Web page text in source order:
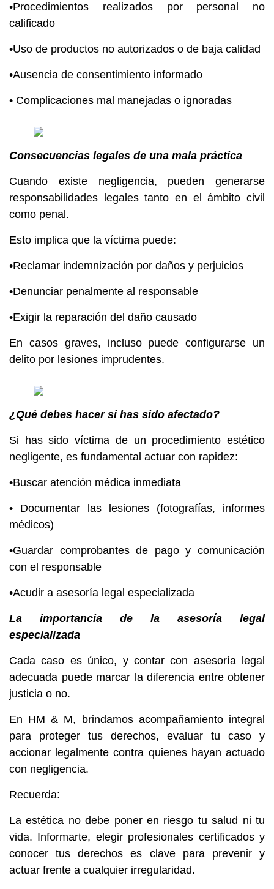
•Procedimientos realizados por personal no
calificado
•Uso de productos no autorizados o de baja calidad
•Ausencia de consentimiento informado
• Complicaciones mal manejadas o ignoradas
Consecuencias legales de una mala práctica
Cuando existe negligencia, pueden generarse
responsabilidades legales tanto en el ámbito civil
como penal.
Esto implica que la víctima puede:
•Reclamar indemnización por daños y perjuicios
•Denunciar penalmente al responsable
•Exigir la reparación del daño causado
En casos graves, incluso puede configurarse un
delito por lesiones imprudentes.
¿Qué debes hacer si has sido afectado?
Si has sido víctima de un procedimiento estético
negligente, es fundamental actuar con rapidez:
•Buscar atención médica inmediata
• Documentar las lesiones (fotografías, informes
médicos)
•Guardar comprobantes de pago y comunicación
con el responsable
•Acudir a asesoría legal especializada
La importancia de la asesoría legal
especializada
Cada caso es único, y contar con asesoría legal
adecuada puede marcar la diferencia entre obtener
justicia o no.
En HM & M, brindamos acompañamiento integral
para proteger tus derechos, evaluar tu caso y
accionar legalmente contra quienes hayan actuado
con negligencia.
Recuerda:
La estética no debe poner en riesgo tu salud ni tu
vida. Informarte, elegir profesionales certificados y
conocer tus derechos es clave para prevenir y
actuar frente a cualquier irregularidad.